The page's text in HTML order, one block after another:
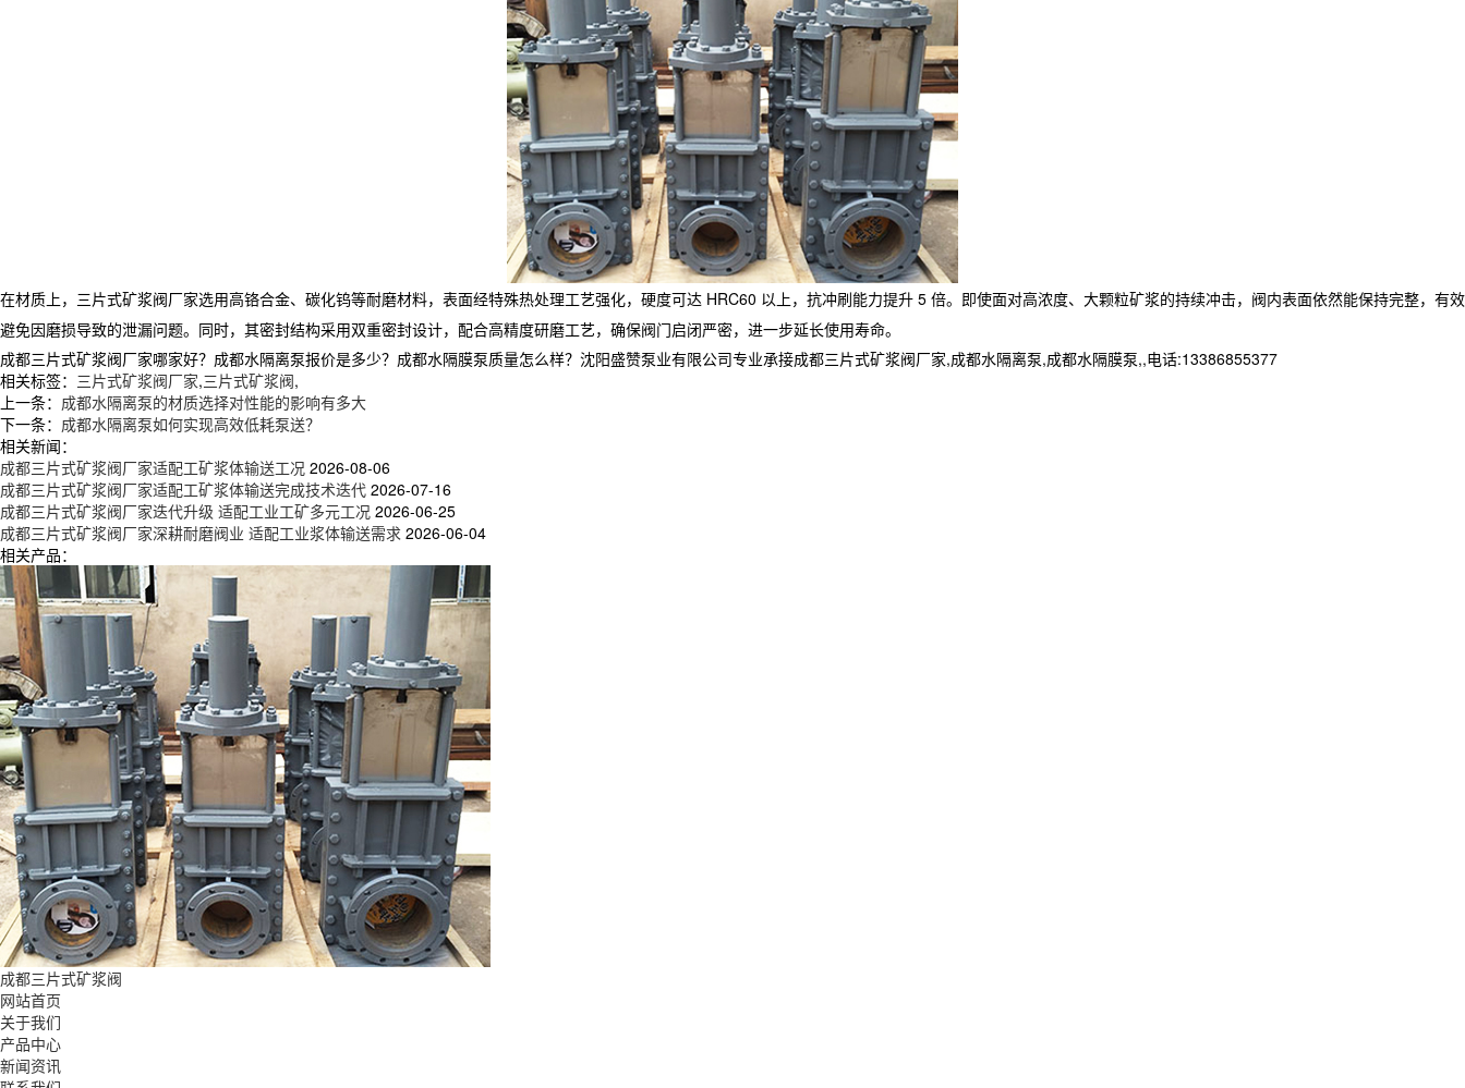
在材质上， 三片式矿浆阀厂家选用高铬合金、碳化钨等耐磨材料，表面经特殊热处理工艺强化，硬度可达 HRC60 以上，抗冲刷能力提升 5 倍。即使面对高浓度、大颗粒矿浆的持续冲击，阀内表面依然能保持完整，有效
避免因磨损导致的泄漏问题。同时，其密封结构采用双重密封设计，配合高精度研磨工艺，确保阀门启闭严密，进一步延长使用寿命。
成都三片式矿浆阀厂家哪家好？成都水隔离泵报价是多少？成都水隔膜泵质量怎么样？沈阳盛赞泵业有限公司专业承接成都三片式矿浆阀厂家,成都水隔离泵,成都水隔膜泵,,电话:13386855377
相关标签： 三片式矿浆阀厂家,三片式矿浆阀,
上一条： 成都水隔离泵的材质选择对性能的影响有多大
下一条： 成都水隔离泵如何实现高效低耗泵送？
相关新闻：
成都三片式矿浆阀厂家适配工矿浆体输送工况 2026-08-06
成都三片式矿浆阀厂家适配工矿浆体输送完成技术迭代 2026-07-16
成都三片式矿浆阀厂家迭代升级 适配工业工矿多元工况 2026-06-25
成都三片式矿浆阀厂家深耕耐磨阀业 适配工业浆体输送需求 2026-06-04
相关产品：
成都三片式矿浆阀
网站首页
关于我们
产品中心
新闻资讯